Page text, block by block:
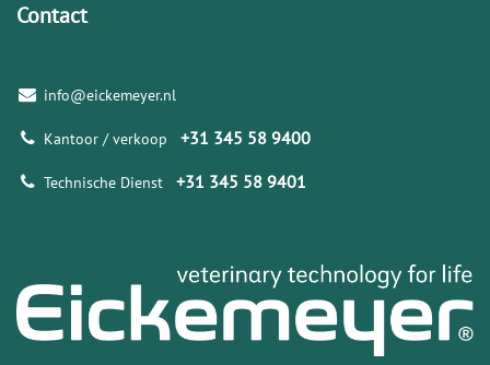
Contact
info@eickemeyer.nl
Kantoor / verkoop +31 345 58 9400
Technische Dienst +31 345 58 9401